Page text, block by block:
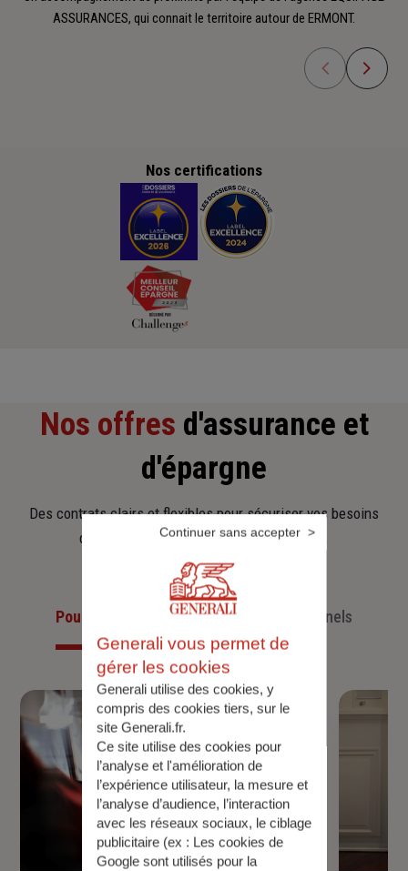
ASSURANCES, qui connait le territoire autour de ERMONT.
Nos certifications
Nos offres d'assurance et
d'épargne
Des contrats clairs et flexibles pour sécuriser vos besoins
d’aujourd’hui et anticiper ceux de demain.
Pour les particuliersPour les professionnels
Generali vous permet de
gérer les cookies
Generali utilise des cookies, y
compris des cookies tiers, sur le
site Generali.fr.
Ce site utilise des cookies pour
l’analyse et l'amélioration de
l’expérience utilisateur, la mesure et
l’analyse d’audience, l’interaction
avec les réseaux sociaux, le ciblage
publicitaire (ex : Les cookies de
Google sont utilisés pour la
Continuer sans accepter